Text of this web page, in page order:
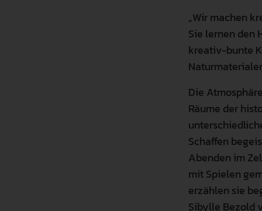
„Wir machen
Sie lernen den
kreativ-bunte
Die
Räume der
Schaffen
Abenden im
mit Spielen
erzählen sie
Sibylle Bezold